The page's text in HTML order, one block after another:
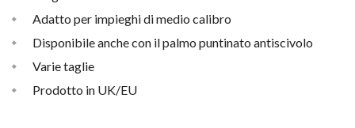
Adatto per impieghi di medio calibro
Disponibile anche con il palmo puntinato antiscivolo
Varie taglie
Prodotto in UK/EU